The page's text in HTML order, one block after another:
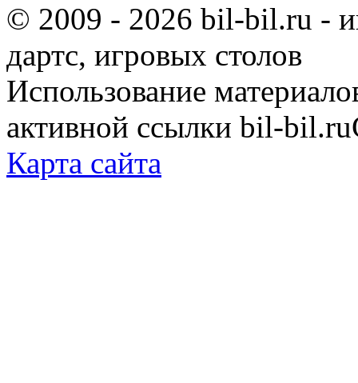
© 2009 - 2026 bil-bil.ru -
дартс, игровых столов
Использование
активной ссылки bil-bil.ru
Карта сайта